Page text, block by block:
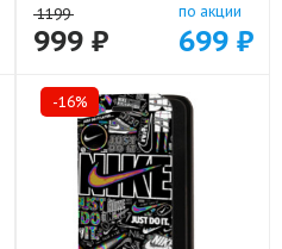
1199
999 ₽
по акции
699 ₽
-16%